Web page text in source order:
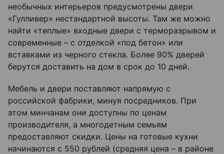
необычных интерьеров предусмотрены двери
«Гулливер» нестандартной высоты. Там же можно
найти «теплые» входные двери с терморазрывом и
современные – с отделкой «под бетон» или
вставками из черного стекла. Более 90% дверей
берутся доставить на дом в срок до 10 дней.
Мебель и двери поставляют напрямую с
российской фабрики, минуя посредников. При
этом минчанам они доступны по ценам
производителя, а многодетным семьям
предоставляют скидки. Цены на готовые кухни
начинаются с 550 рублей (средняя цена – в районе